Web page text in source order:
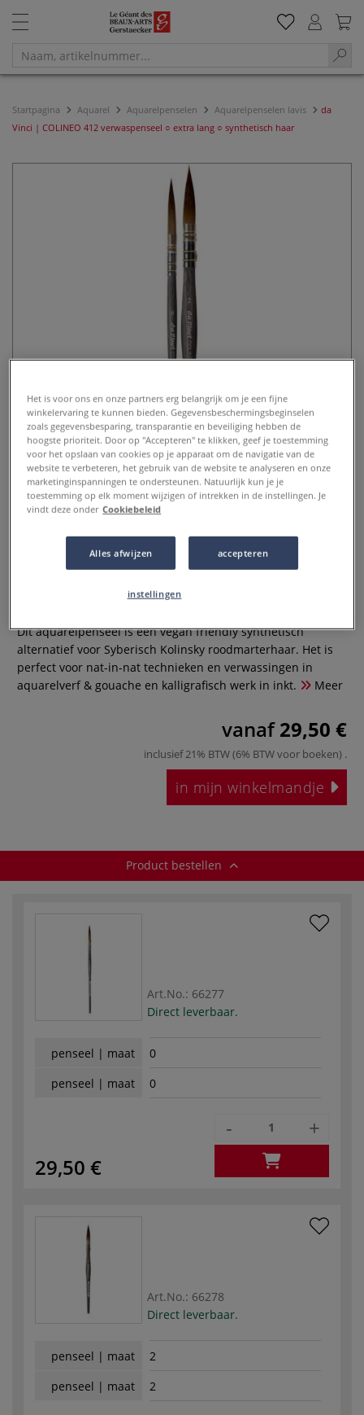
Startpagina Aquarel Aquarelpenselen Aquarelpenselen lavis
da
Vinci | COLINEO 412 verwaspenseel ○ extra lang ○ synthetisch haar
verwaspenseel ○ extra lang ○
synthetisch haar
0 Beoordeling
Dit aquarelpenseel is een vegan friendly synthetisch
alternatief voor Syberisch Kolinsky roodmarterhaar. Het is
perfect voor nat-in-nat technieken en verwassingen in
aquarelverf & gouache en kalligrafisch werk in inkt.
Meer
vanaf 29,50 €
inclusief 21% BTW (6% BTW voor boeken) .
in mijn winkelmandje
Product bestellen
Art.No.: 66277
Direct leverbaar.
penseel | maat
0
penseel | maat
0
29,50 €
- +
Art.No.: 66278
Direct leverbaar.
penseel | maat
2
penseel | maat
2
Het is voor ons en onze partners erg belangrijk om je een fijne
winkelervaring te kunnen bieden. Gegevensbeschermingsbeginselen
zoals gegevensbesparing, transparantie en beveiliging hebben de
hoogste prioriteit. Door op "Accepteren" te klikken, geef je toestemming
voor het opslaan van cookies op je apparaat om de navigatie van de
website te verbeteren, het gebruik van de website te analyseren en onze
marketinginspanningen te ondersteunen. Natuurlijk kun je je
toestemming op elk moment wijzigen of intrekken in de instellingen. Je
vindt deze onder Cookiebeleid
Alles afwijzen accepteren
instellingen